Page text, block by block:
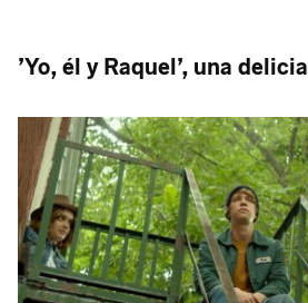
’Yo, él y Raquel’, una delicia